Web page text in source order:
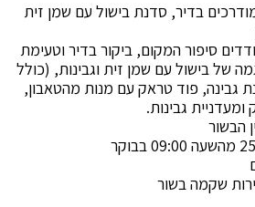
בדיר, סדנת בישול עם שמן זית
סיפור המקום, ביקור בדיר וטעימת
של בישול עם שמן זית וגבינות, (כולל
גבינה, פוד טראק עם מנות מהטאבון,
גבינות.
הבשור
שקמה בשור